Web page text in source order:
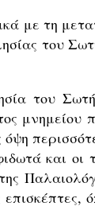
με τη
του
του
μνημείου
και οι